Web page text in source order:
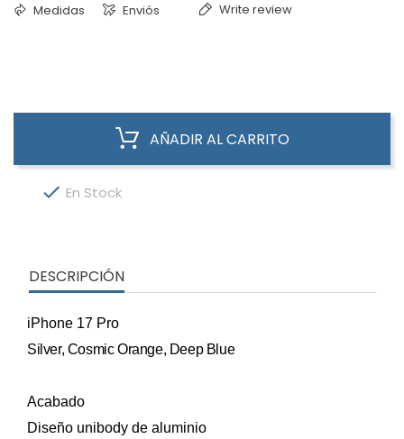
Medidas Enviós Write review
AÑADIR AL CARRITO
 En Stock
DESCRIPCIÓN
iPhone 17 Pro
Silver, Cosmic Orange, Deep Blue
Acabado
Diseño unibody de aluminio